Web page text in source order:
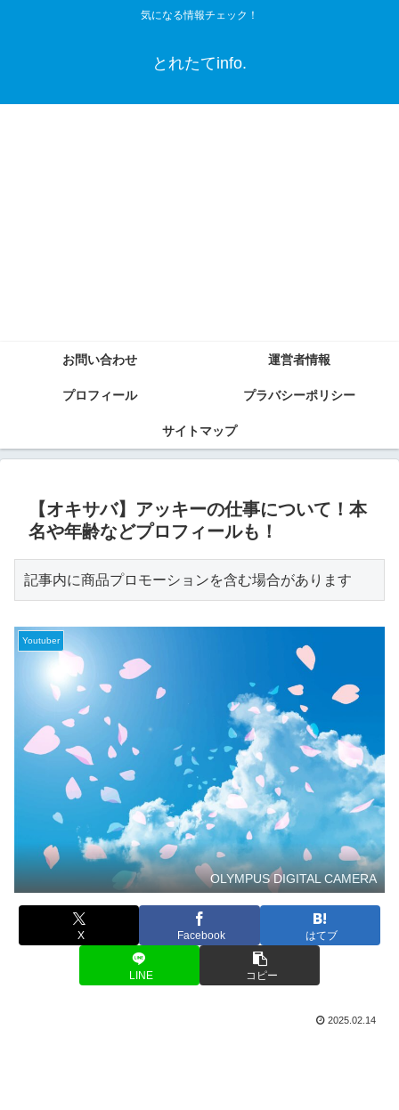
気になる情報チェック！
とれたてinfo.
お問い合わせ 運営者情報
プロフィール プラバシーポリシー
サイトマップ
【オキサバ】アッキーの仕事について！本
名や年齢などプロフィールも！
記事内に商品プロモーションを含む場合があります
Youtuber
OLYMPUS DIGITAL CAMERA
X Facebook はてブ
LINE コピー
2025.02.14